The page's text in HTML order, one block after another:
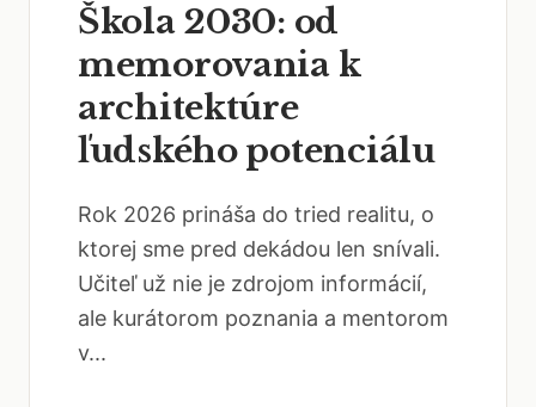
Škola 2030: od
memorovania k
architektúre
ľudského potenciálu
Rok 2026 prináša do tried realitu, o
ktorej sme pred dekádou len snívali.
Učiteľ už nie je zdrojom informácií,
ale kurátorom poznania a mentorom
v...